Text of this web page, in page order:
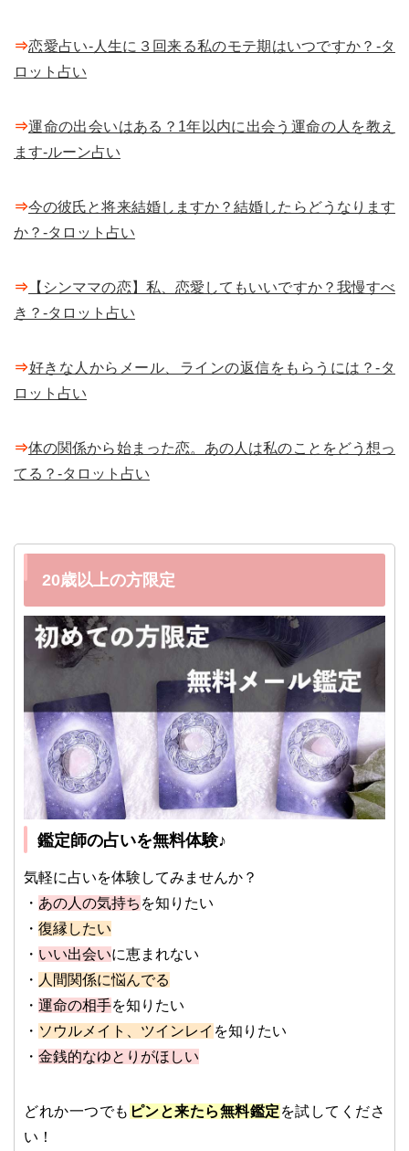
⇒恋愛占い-人生に３回来る私のモテ期はいつですか？-タ
ロット占い
⇒運命の出会いはある？1年以内に出会う運命の人を教え
ます-ルーン占い
⇒今の彼氏と将来結婚しますか？結婚したらどうなります
か？-タロット占い
⇒ 【シンママの恋】私、恋愛してもいいですか？我慢すべ
き？-タロット占い
⇒好きな人からメール、ラインの返信をもらうには？-タ
ロット占い
⇒体の関係から始まった恋。あの人は私のことをどう想っ
てる？-タロット占い
20歳以上の方限定
鑑定師の占いを無料体験♪
気軽に占いを体験してみませんか？
・ あの人の気持ち を知りたい
・ 復縁したい
・ いい出会いに恵まれない
・ 人間関係に悩んでる
・ 運命の相手を知りたい
・ ソウルメイト、ツインレイ を知りたい
・ 金銭的なゆとりがほしい
どれか一つでも ピンと来たら無料鑑定 を試してくださ
い！